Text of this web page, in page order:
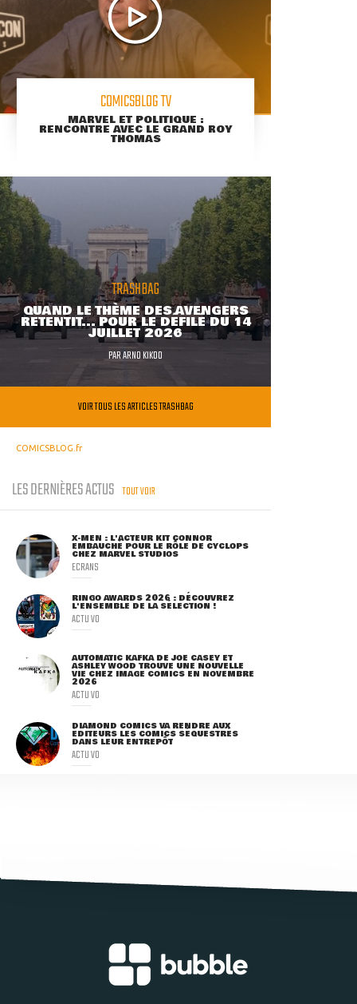
COMICSBLOG TV
MARVEL ET POLITIQUE :
RENCONTRE AVEC LE GRAND ROY
THOMAS
TRASHBAG
QUAND LE THÈME DES AVENGERS
RETENTIT... POUR LE DÉFILÉ DU 14
JUILLET 2026
PARARNO KIKOO
VOIR TOUS LES ARTICLES TRASHBAG
COMICSBLOG.fr
LES DERNIÈRES ACTUS TOUT VOIR
X-MEN : L'ACTEUR KIT CONNOR
EMBAUCHÉ POUR LE RÔLE DE CYCLOPS
CHEZ MARVEL STUDIOS
ECRANS
RINGO AWARDS 2026 : DÉCOUVREZ
L'ENSEMBLE DE LA SÉLECTION !
ACTU VO
AUTOMATIC KAFKA DE JOE CASEY ET
ASHLEY WOOD TROUVE UNE NOUVELLE
VIE CHEZ IMAGE COMICS EN NOVEMBRE
2026
ACTU VO
DIAMOND COMICS VA RENDRE AUX
ÉDITEURS LES COMICS SÉQUESTRÉS
DANS LEUR ENTREPÔT
ACTU VO